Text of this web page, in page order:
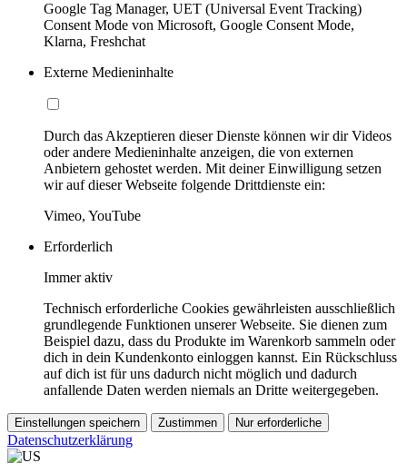
Google Tag Manager, UET (Universal Event Tracking)
Consent Mode von Microsoft, Google Consent Mode,
Klarna, Freshchat
Externe Medieninhalte
Durch das Akzeptieren dieser Dienste können wir dir Videos
oder andere Medieninhalte anzeigen, die von externen
Anbietern gehostet werden. Mit deiner Einwilligung setzen
wir auf dieser Webseite folgende Drittdienste ein:
Vimeo, YouTube
Erforderlich
Immer aktiv
Technisch erforderliche Cookies gewährleisten ausschließlich
grundlegende Funktionen unserer Webseite. Sie dienen zum
Beispiel dazu, dass du Produkte im Warenkorb sammeln oder
dich in dein Kundenkonto einloggen kannst. Ein Rückschluss
auf dich ist für uns dadurch nicht möglich und dadurch
anfallende Daten werden niemals an Dritte weitergegeben.
Einstellungen speichern Zustimmen Nur erforderliche
Datenschutzerklärung